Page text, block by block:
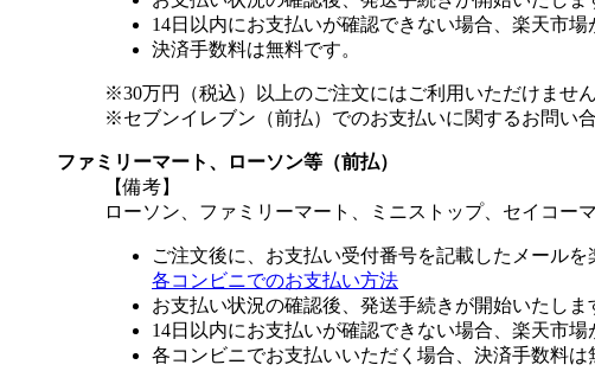
14日以内にお支払いが確認できない場合、楽天市
決済手数料は無料です。
※30万円（税込）以上のご注文にはご利用いただけません
※セブンイレブン（前払）でのお支払いに関するお問い
ファミリーマート、ローソン等（前払）
【備考】
ローソン、ファミリーマート、ミニストップ、セイコー
ご注文後に、お支払い受付番号を記載したメールを
各コンビニでのお支払い方法
お支払い状況の確認後、発送手続きが開始いたし
14日以内にお支払いが確認できない場合、楽天市
各コンビニでお支払いいただく場合、決済手数料は